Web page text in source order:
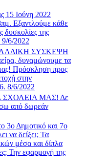
Ιούνη 2022
Εξαντλούμε κάθε
δυσκολίες της
9/6/2022
ΣΥΣΚΕΨΗ
δυναμώνουμε τα
Πρόσκληση προς
στην
8/6/2022
ΣΧΟΛΕΙΑ ΜΑΣ! Δε
από δωρεάν
3ο Δημοτικό και 7ο
να δείξει; Τα
μέσα και δίπλα
Την εφαρμογή της